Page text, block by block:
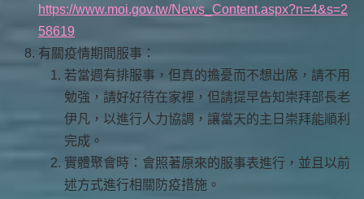
https://www.moi.gov.tw/News_Content.aspx?n=4&s=2
58619
有關疫情期間服事：
若當週有排服事，但真的擔憂而不想出席，請不用
勉強，請好好待在家裡，但請提早告知崇拜部長老
伊凡，以進行人力協調，讓當天的主日崇拜能順利
完成。
實體聚會時：會照著原來的服事表進行，並且以前
述方式進行相關防疫措施。